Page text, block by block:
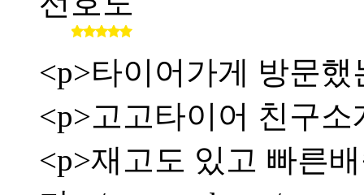
<p>타이어가게 방문
<p>고고타이어 친구
<p>재고도 있고 빠른